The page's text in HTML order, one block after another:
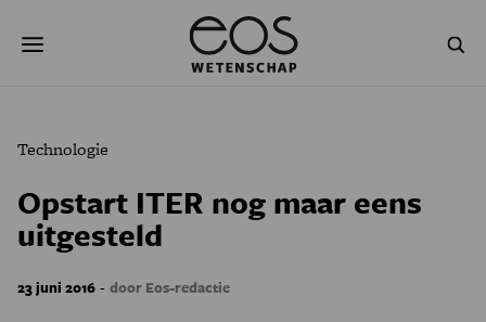
naar
NATUURWETENSCHAPPEN
PSYCHE & BREIN
Technologie
Opstart ITER nog maar eens
uitgesteld
23 juni 2016 - door Eos-redactie